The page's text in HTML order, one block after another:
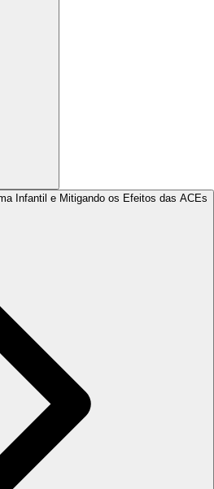
Infantil e Mitigando os Efeitos das ACEs